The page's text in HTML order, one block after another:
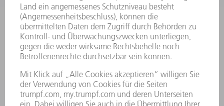
KONTAKT
Kundenbetreuung TRUMPF Werkzeugmaschinen
+49 7156 303 33222
Mo - Fr: 07:30 - 17:30 Uhr
Erweiterte Rufbereitschaft per Service App Mo - Fr:
06:30 - 20.00 Uhr Sa: 07:00 - 12:00 Uhr
Kundenbetreuung@trumpf.com
KONTAKT